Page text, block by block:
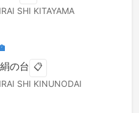
SHI KITAYAMA
絹の台 📋
SHI KINUNODAI